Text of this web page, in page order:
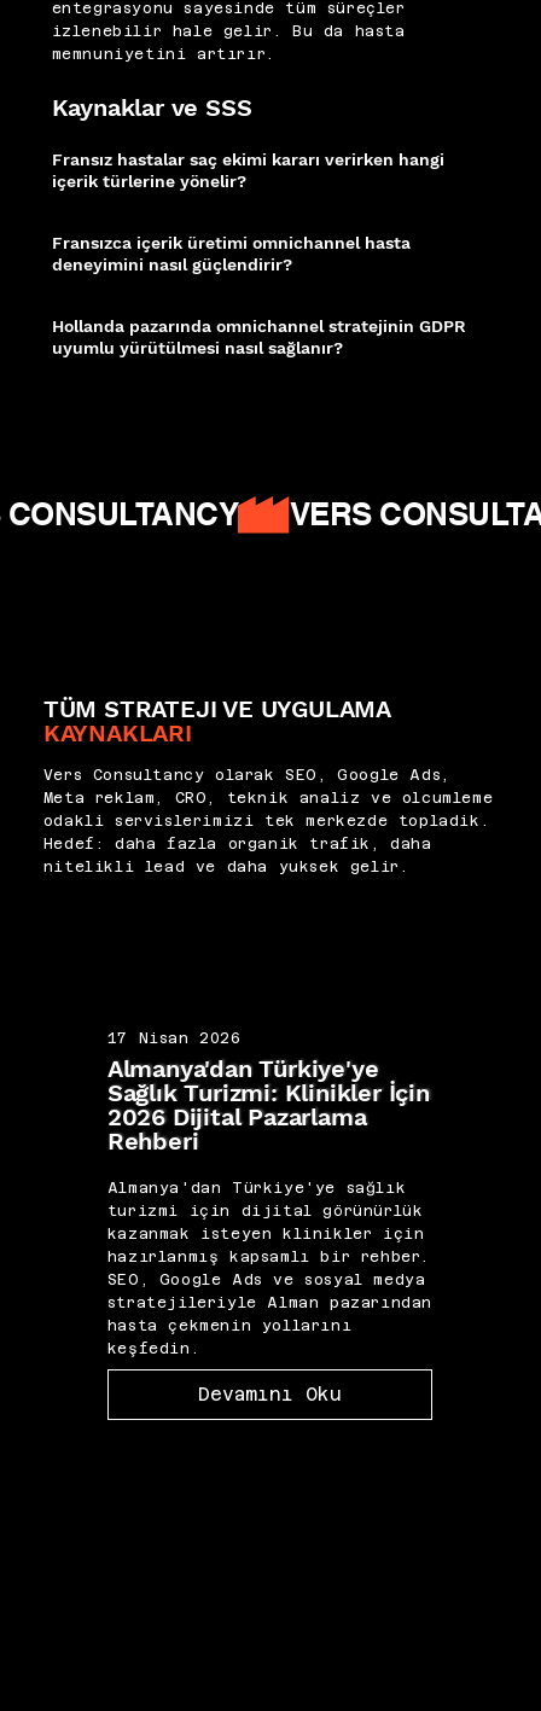
Kaynaklar ve SSS
Fransız hastalar saç ekimi kararı verirken hangi
içerik türlerine yönelir?
Fransızca içerik üretimi omnichannel hasta
deneyimini nasıl güçlendirir?
Hollanda pazarında omnichannel stratejinin GDPR
uyumlu yürütülmesi nasıl sağlanır?
entegrasyonu sayesinde tüm süreçler
izlenebilir hale gelir. Bu da hasta
memnuniyetini artırır.
CONSULTANCY
TÜM STRATEJI VE UYGULAMA
KAYNAKLARI
Vers Consultancy olarak SEO, Google Ads,
Meta reklam, CRO, teknik analiz ve olcumleme
odakli servislerimizi tek merkezde topladik.
Hedef: daha fazla organik trafik, daha
nitelikli lead ve daha yuksek gelir.
17 Nisan 2026
Almanya'dan Türkiye'ye
Sağlık Turizmi: Klinikler İçin
2026 Dijital Pazarlama
Rehberi
Almanya'dan Türkiye'ye sağlık
turizmi için dijital görünürlük
kazanmak isteyen klinikler için
hazırlanmış kapsamlı bir rehber.
SEO, Google Ads ve sosyal medya
stratejileriyle Alman pazarından
hasta çekmenin yollarını
keşfedin.
Devamını Oku